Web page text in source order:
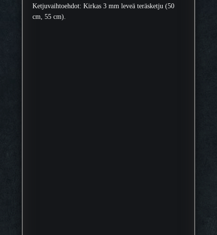
Ketjuvaihtoehdot: Kirkas 3 mm leveä teräsketju (50
cm, 55 cm).